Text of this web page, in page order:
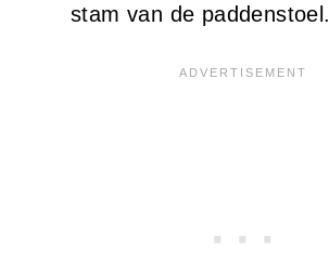
stam van de paddenstoel.